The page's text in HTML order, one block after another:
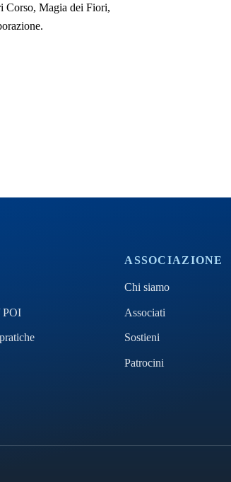
Corso, Magia dei Fiori,
POI
ASSOCIAZIONE
Chi siamo
Associati
Sostieni
Patrocini